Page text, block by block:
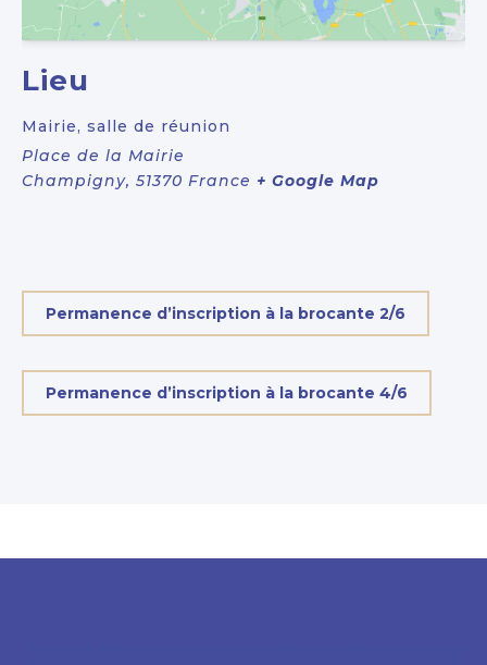
Lieu
Mairie, salle de réunion
Place de la Mairie
Champigny, 51370 France + Google Map
Permanence d’inscription à la brocante 2/6
Permanence d’inscription à la brocante 4/6